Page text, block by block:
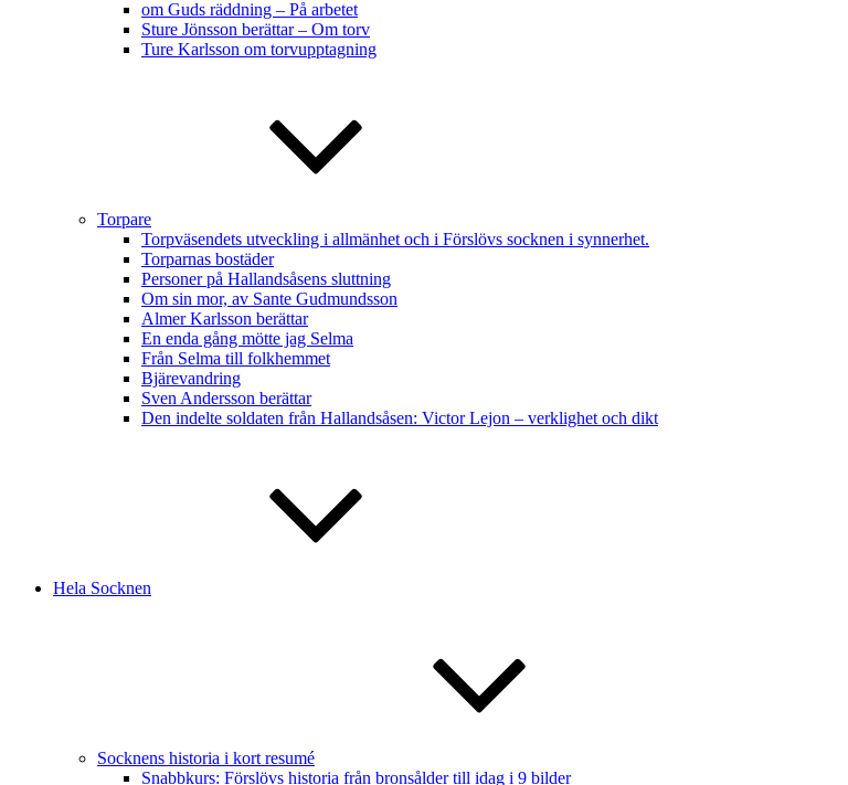
om Guds räddning – På arbetet
Sture Jönsson berättar – Om torv
Ture Karlsson om torvupptagning
Torpare
Torpväsendets utveckling i allmänhet och i Förslövs socknen i synnerhet.
Torparnas bostäder
Personer på Hallandsåsens sluttning
Om sin mor, av Sante Gudmundsson
Almer Karlsson berättar
En enda gång mötte jag Selma
Från Selma till folkhemmet
Bjärevandring
Sven Andersson berättar
Den indelte soldaten från Hallandsåsen: Victor Lejon – verklighet och dikt
Hela Socknen
Socknens historia i kort resumé
Snabbkurs: Förslövs historia från bronsålder till idag i 9 bilder